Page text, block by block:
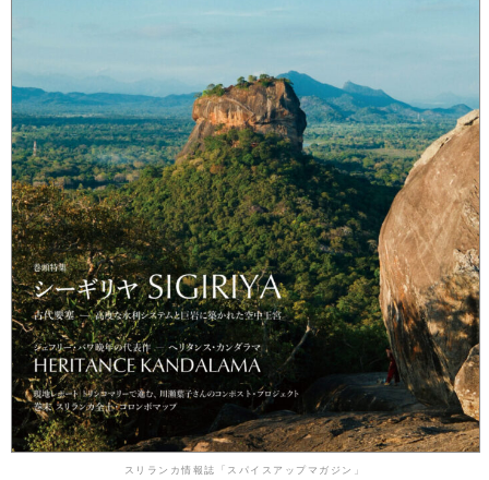
スリランカ情報誌「スパイスアップマガジン」